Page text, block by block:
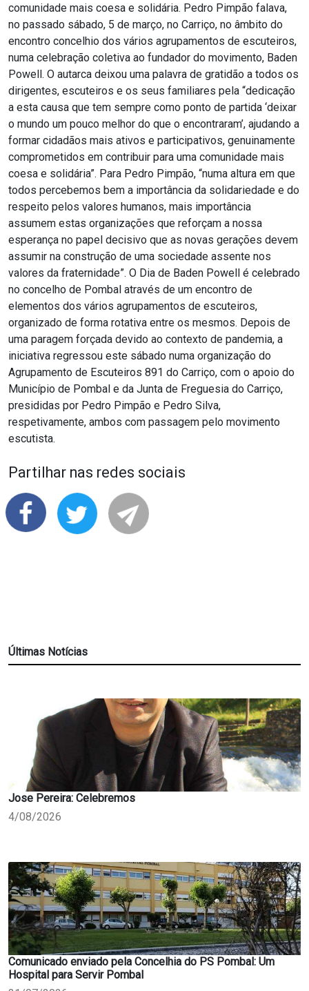
comunidade mais coesa e solidária. Pedro Pimpão falava,
no passado sábado, 5 de março, no Carriço, no âmbito do
encontro concelhio dos vários agrupamentos de escuteiros,
numa celebração coletiva ao fundador do movimento, Baden
Powell. O autarca deixou uma palavra de gratidão a todos os
dirigentes, escuteiros e os seus familiares pela “dedicação
a esta causa que tem sempre como ponto de partida ‘deixar
o mundo um pouco melhor do que o encontraram’, ajudando a
formar cidadãos mais ativos e participativos, genuinamente
comprometidos em contribuir para uma comunidade mais
coesa e solidária”. Para Pedro Pimpão, “numa altura em que
todos percebemos bem a importância da solidariedade e do
respeito pelos valores humanos, mais importância
assumem estas organizações que reforçam a nossa
esperança no papel decisivo que as novas gerações devem
assumir na construção de uma sociedade assente nos
valores da fraternidade”. O Dia de Baden Powell é celebrado
no concelho de Pombal através de um encontro de
elementos dos vários agrupamentos de escuteiros,
organizado de forma rotativa entre os mesmos. Depois de
uma paragem forçada devido ao contexto de pandemia, a
iniciativa regressou este sábado numa organização do
Agrupamento de Escuteiros 891 do Carriço, com o apoio do
Município de Pombal e da Junta de Freguesia do Carriço,
presididas por Pedro Pimpão e Pedro Silva,
respetivamente, ambos com passagem pelo movimento
escutista.
Partilhar nas redes sociais
Últimas Notícias
Jose Pereira: Celebremos
4/08/2026
Comunicado enviado pela Concelhia do PS Pombal: Um
Hospital para Servir Pombal